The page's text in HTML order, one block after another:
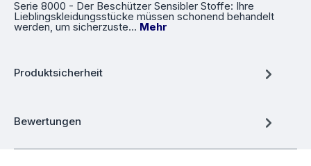
Serie 8000 - Der Beschützer Sensibler Stoffe: Ihre
Lieblingskleidungsstücke müssen schonend behandelt
werden, um sicherzuste… Mehr
Produktsicherheit
Bewertungen